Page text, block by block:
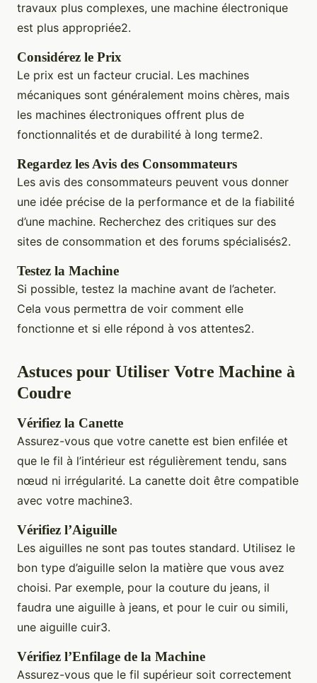
travaux plus complexes, une machine électronique
est plus appropriée2.
Considérez le Prix
Le prix est un facteur crucial. Les machines
mécaniques sont généralement moins chères, mais
les machines électroniques offrent plus de
fonctionnalités et de durabilité à long terme2.
Regardez les Avis des Consommateurs
Les avis des consommateurs peuvent vous donner
une idée précise de la performance et de la fiabilité
d’une machine. Recherchez des critiques sur des
sites de consommation et des forums spécialisés2.
Testez la Machine
Si possible, testez la machine avant de l’acheter.
Cela vous permettra de voir comment elle
fonctionne et si elle répond à vos attentes2.
Astuces pour Utiliser Votre Machine à
Coudre
Vérifiez la Canette
Assurez-vous que votre canette est bien enfilée et
que le fil à l’intérieur est régulièrement tendu, sans
nœud ni irrégularité. La canette doit être compatible
avec votre machine3.
Vérifiez l’Aiguille
Les aiguilles ne sont pas toutes standard. Utilisez le
bon type d’aiguille selon la matière que vous avez
choisi. Par exemple, pour la couture du jeans, il
faudra une aiguille à jeans, et pour le cuir ou simili,
une aiguille cuir3.
Vérifiez l’Enfilage de la Machine
Assurez-vous que le fil supérieur soit correctement